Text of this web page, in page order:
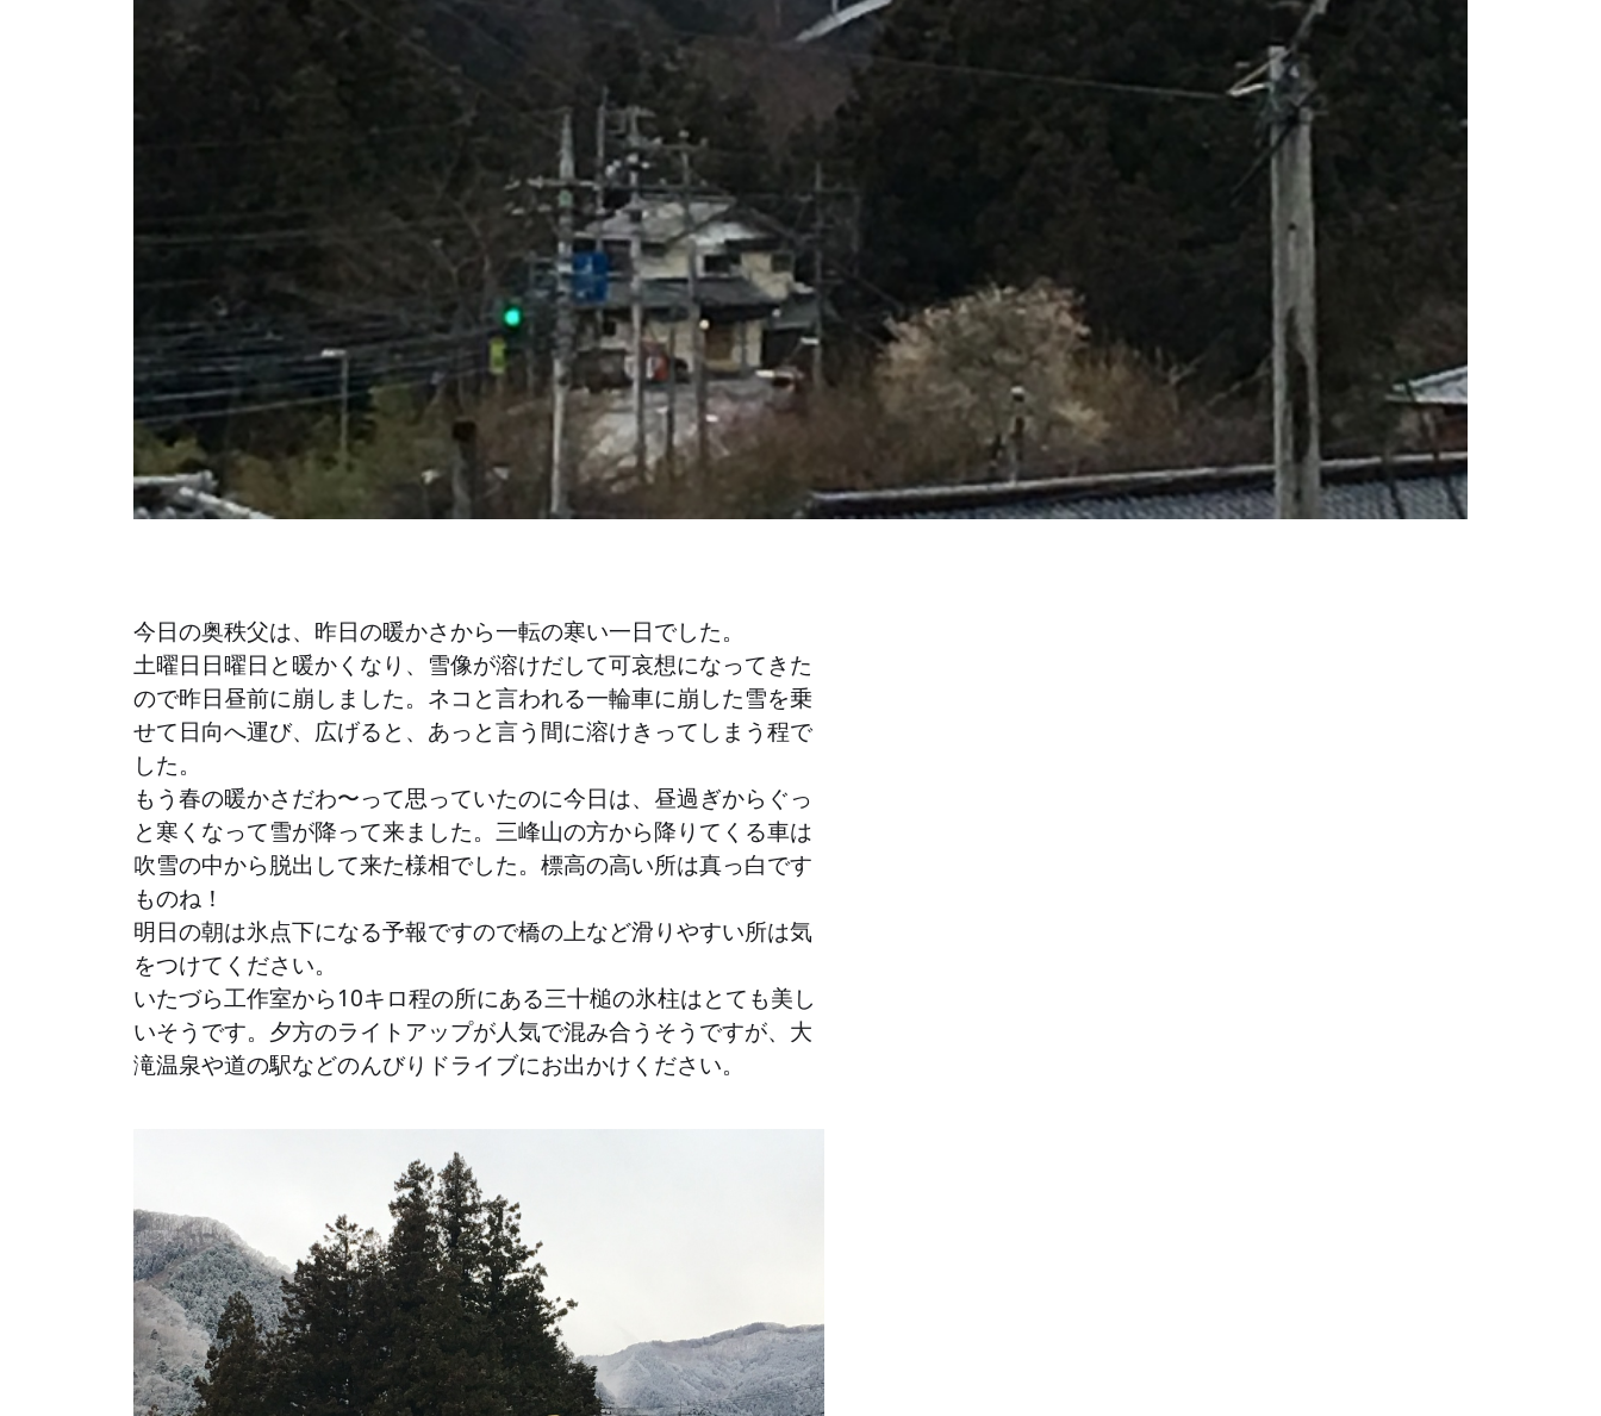
今日の奥秩父は、昨日の暖かさから一転の寒い一日でした。
土曜日日曜日と暖かくなり、雪像が溶けだして可哀想になってきた
ので昨日昼前に崩しました。ネコと言われる一輪車に崩した雪を乗
せて日向へ運び、広げると、あっと言う間に溶けきってしまう程で
した。
もう春の暖かさだわ〜って思っていたのに今日は、昼過ぎからぐっ
と寒くなって雪が降って来ました。三峰山の方から降りてくる車は
吹雪の中から脱出して来た様相でした。標高の高い所は真っ白です
ものね！
明日の朝は氷点下になる予報ですので橋の上など滑りやすい所は気
をつけてください。
いたづら工作室から10キロ程の所にある三十槌の氷柱はとても美し
いそうです。夕方のライトアップが人気で混み合うそうですが、大
滝温泉や道の駅などのんびりドライブにお出かけください。